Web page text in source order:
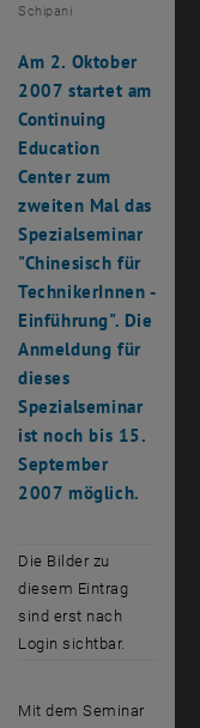
Schipani
Am 2. Oktober
2007 startet am
Continuing
Education
Center zum
zweiten Mal das
Spezialseminar
"Chinesisch für
TechnikerInnen -
Einführung". Die
Anmeldung für
dieses
Spezialseminar
ist noch bis 15.
September
2007 möglich.
Die Bilder zu
diesem Eintrag
sind erst nach
Login sichtbar.
Mit dem Seminar